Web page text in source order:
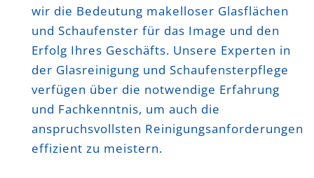
wir die Bedeutung makelloser Glasflächen
und Schaufenster für das Image und den
Erfolg Ihres Geschäfts. Unsere Experten in
der Glasreinigung und Schaufensterpflege
verfügen über die notwendige Erfahrung
und Fachkenntnis, um auch die
anspruchsvollsten Reinigungsanforderungen
effizient zu meistern.